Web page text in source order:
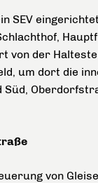
SEV
von der
um dort die
Süd,
von